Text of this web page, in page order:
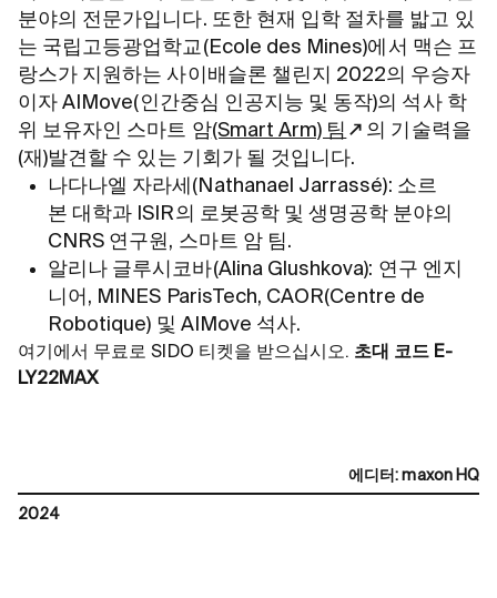
분야의 전문가입니다. 또한 현재 입학 절차를 밟고 있
는 국립고등광업학교(Ecole des Mines)에서 맥슨 프
랑스가 지원하는 사이배슬론 챌린지 2022의 우승자
이자 AIMove(인간중심 인공지능 및 동작)의 석사 학
위 보유자인 스마트 암(Smart Arm) 팀
의 기술력을
(재)발견할 수 있는 기회가 될 것입니다.
나다나엘 자라세 (Nathanael Jarrassé): 소르
본 대학과 ISIR의 로봇공학 및 생명공학 분야의
CNRS 연구원 , 스마트 암 팀.
알리나 글루시코바(Alina Glushkova): 연구 엔지
니어 , MINES ParisTech, CAOR(Centre de
Robotique) 및 AIMove 석사.
여기에서 무료로 SIDO 티켓을 받으십시오. 초대 코드 E-
LY22MAX
에디터: maxon HQ
2024